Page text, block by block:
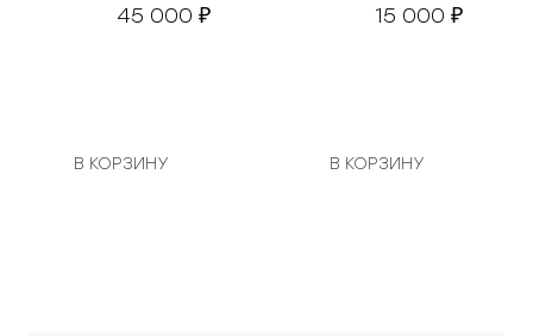
45 000 ₽
В КОРЗИНУ
15 000₽
В КОРЗИНУ